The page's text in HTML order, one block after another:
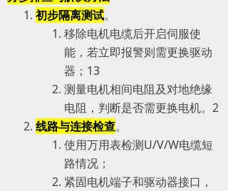
初步隔离测试。
移除电机电缆后开启伺服使
能，若立即报警则需更换驱动
器；‌‌1‌‌3
测量电机相间电阻及对地绝缘
电阻，判断是否需更换电机。‌‌2
线路与连接检查。
使用万用表检测U/V/W电缆短
路情况；
紧固电机端子和驱动器接口，